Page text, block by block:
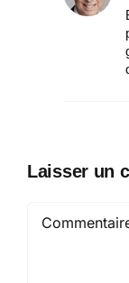
Laisser un